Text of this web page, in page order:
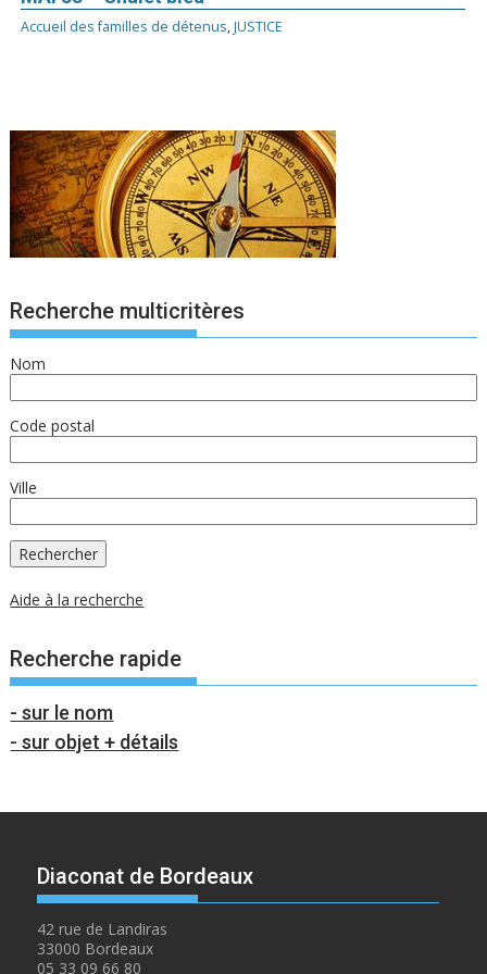
Accueil des familles de détenus,JUSTICE
Recherche multicritères
Nom
Code postal
Ville
Aide à la recherche
Recherche rapide
- sur le nom
- sur objet + détails
Diaconat de Bordeaux
42 rue de Landiras
33000 Bordeaux
05 33 09 66 80